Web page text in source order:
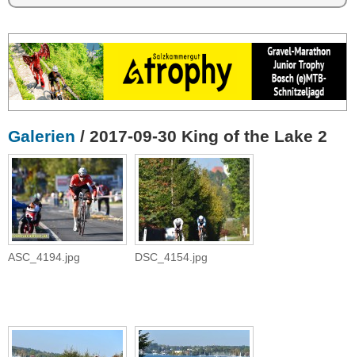
Galerien / 2017-09-30 King of the Lake 2
ASC_4194.jpg DSC_4154.jpg